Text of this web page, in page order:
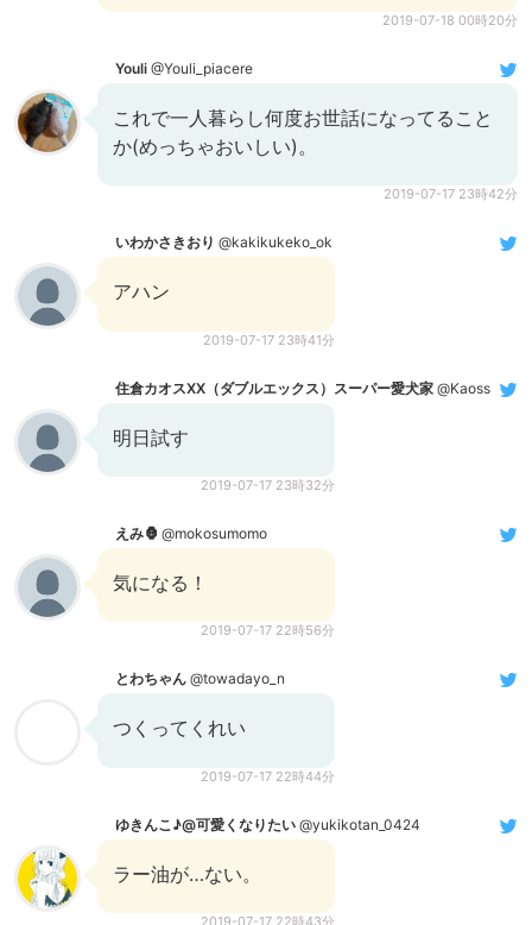
2019-07-18 00時20分
Youli @Youli_piacere
これで一人暮らし何度お世話になってること
か(めっちゃおいしい)。
2019-07-17 23時42分
いわかさきおり @kakikukeko_ok
アハン
2019-07-17 23時41分
住倉カオスXX（ダブルエックス）スーパー愛犬家 @Kaoss
明日試す
2019-07-17 23時32分
えみ🦍 @mokosumomo
気になる！
2019-07-17 22時56分
とわちゃん @towadayo_n
つくってくれい
2019-07-17 22時44分
ゆきんこ♪@可愛くなりたい @yukikotan_0424
ラー油が…ない。